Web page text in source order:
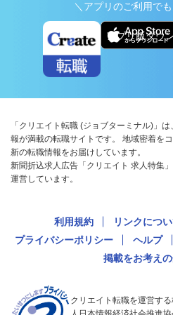
＼アプリのご利用で
アプリ版ダウ
「クリエイト転職 (ジョブターミナル)」
報が満載の転職サイトです。 地域密着を
新の転職情報をお届けしています。
新聞折込求人広告「クリエイト 求人特集
運営しています。
利用規約 リンクにつ
プライバシーポリシー
ヘルプ
掲載をお考え
クリエイト転職を運営す